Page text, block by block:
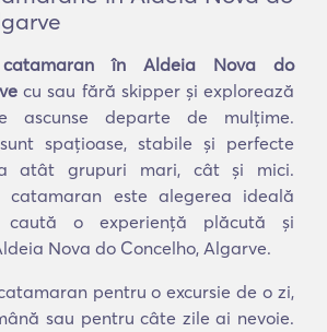
în Aldeia Nova do
cu sau fără skipper și explorează
ascunse departe de mulțime.
spațioase, stabile și perfecte
atât grupuri mari, cât și mici.
catamaran este alegerea ideală
caută o experiență plăcută și
Nova do Concelho, Algarve.
pentru o excursie de o zi,
sau pentru câte zile ai nevoie.